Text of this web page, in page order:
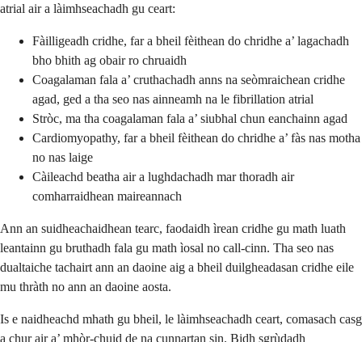
atrial air a làimhseachadh gu ceart:
Fàilligeadh cridhe, far a bheil fèithean do chridhe a’ lagachadh
bho bhith ag obair ro chruaidh
Coagalaman fala a’ cruthachadh anns na seòmraichean cridhe
agad, ged a tha seo nas ainneamh na le fibrillation atrial
Stròc, ma tha coagalaman fala a’ siubhal chun eanchainn agad
Cardiomyopathy, far a bheil fèithean do chridhe a’ fàs nas motha
no nas laige
Càileachd beatha air a lughdachadh mar thoradh air
comharraidhean maireannach
Ann an suidheachaidhean tearc, faodaidh ìrean cridhe gu math luath
leantainn gu bruthadh fala gu math ìosal no call-cinn. Tha seo nas
dualtaiche tachairt ann an daoine aig a bheil duilgheadasan cridhe eile
mu thràth no ann an daoine aosta.
Is e naidheachd mhath gu bheil, le làimhseachadh ceart, comasach casg
a chur air a’ mhòr-chuid de na cunnartan sin. Bidh sgrùdadh